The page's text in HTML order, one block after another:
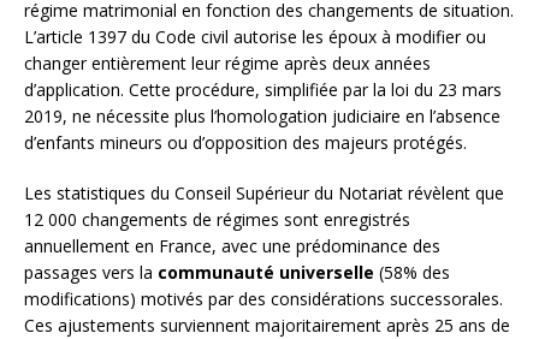
régime matrimonial en fonction des changements de situation.
L’article 1397 du Code civil autorise les époux à modifier ou
changer entièrement leur régime après deux années
d’application. Cette procédure, simplifiée par la loi du 23 mars
2019, ne nécessite plus l’homologation judiciaire en l’absence
d’enfants mineurs ou d’opposition des majeurs protégés.
Les statistiques du Conseil Supérieur du Notariat révèlent que
12 000 changements de régimes sont enregistrés
annuellement en France, avec une prédominance des
passages vers la communauté universelle (58% des
modifications) motivés par des considérations successorales.
Ces ajustements surviennent majoritairement après 25 ans de